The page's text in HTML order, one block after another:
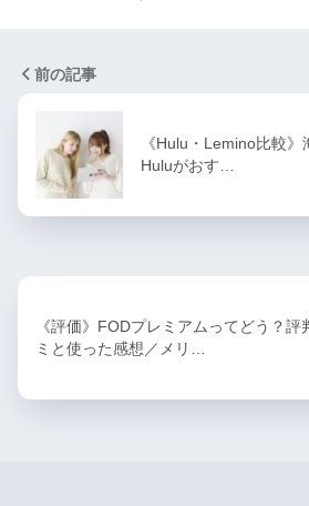
前の記事
《Hulu・Lemino比較
Huluがおす…
《評価》FODプレミアムってどう？評
ミと使った感想／メリ…